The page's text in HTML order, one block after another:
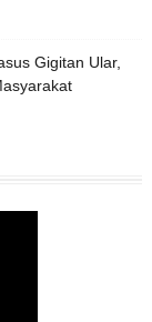
Gigitan Ular,